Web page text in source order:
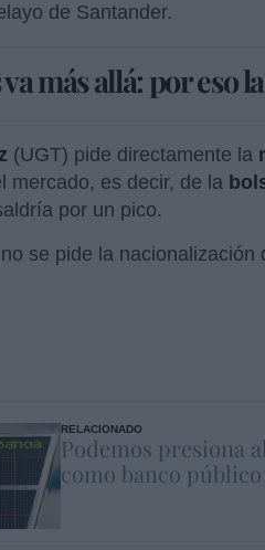
de Santander.
más allá: por eso
(UGT) pide directamente la
mercado, es decir, de la
por un pico.
se pide la
RELACIONADO
Podemos presiona
como banco público